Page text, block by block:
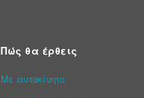
Πώς θα έρθεις
Με αυτοκίνητο